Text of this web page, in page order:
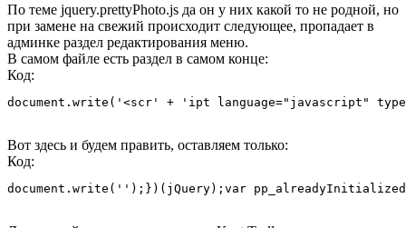
По теме jquery.prettyPhoto.js да он у них какой то не родной, но
при замене на свежий происходит следующее, пропадает в
админке раздел редактирования меню.
В самом файле есть раздел в самом конце:
Код:
document.write('<scr' + 'ipt language="javascript"
Вот здесь и будем править, оставляем только:
Код:
document.write('');})(jQuery);var